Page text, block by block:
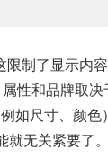
限制了显示内
性和品牌取决
如尺寸、颜色
无关紧要了。